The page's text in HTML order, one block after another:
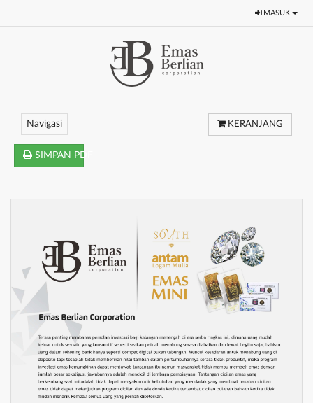
MASUK
Navigasi KERANJANG
SIMPAN PDF